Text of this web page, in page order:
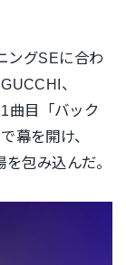
ングSEに合わ
GUCCHI、
曲目「バック
幕を開け、
包み込んだ。